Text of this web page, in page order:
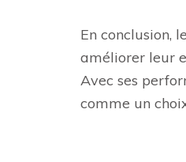
En conclusion,
améliorer leur
Avec ses
comme un